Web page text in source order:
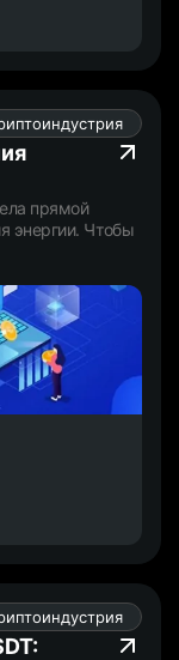
прямой
энергии. Чтобы